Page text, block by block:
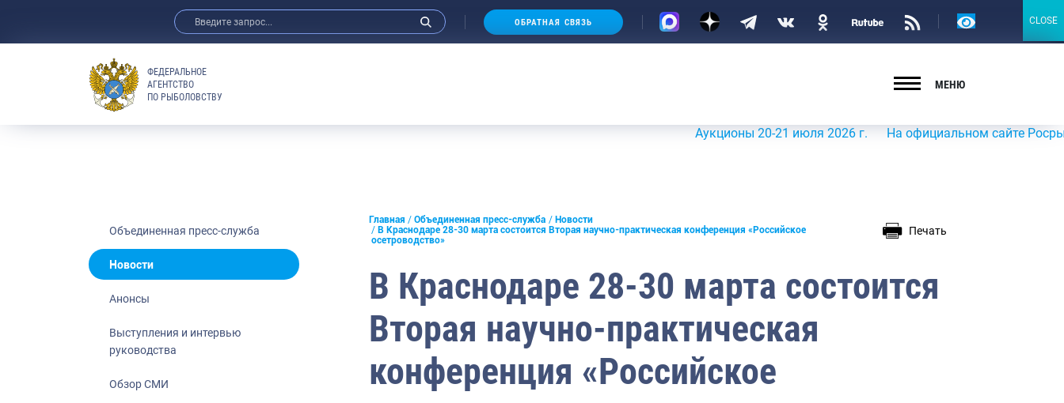
Анонсы
Отраслевые СМИ
Выставки и конференции
Научно-практическая литература
Рыбоохрана России
ОБРАТНАЯ СВЯЗЬ
Версия
ФЕДЕРАЛЬНОЕ
АГЕНТСТВО
ПО РЫБОЛОВСТВУ
МЕНЮ
Аукционы 20-21 июля 2026 г. На официальном сайте
Объединенная пресс-служба
Новости
Анонсы
Выступления и интервью
руководства
Обзор СМИ
Главная Объединенная пресс-служба
Новости
В Краснодаре 28-30 марта состоится Вторая научно-практическая конференция «Российское
осетроводство»
Печать
В Краснодаре 28-30 марта состоится
Вторая научно-практическая
конференция «Российское
CLOSE
CLOSE